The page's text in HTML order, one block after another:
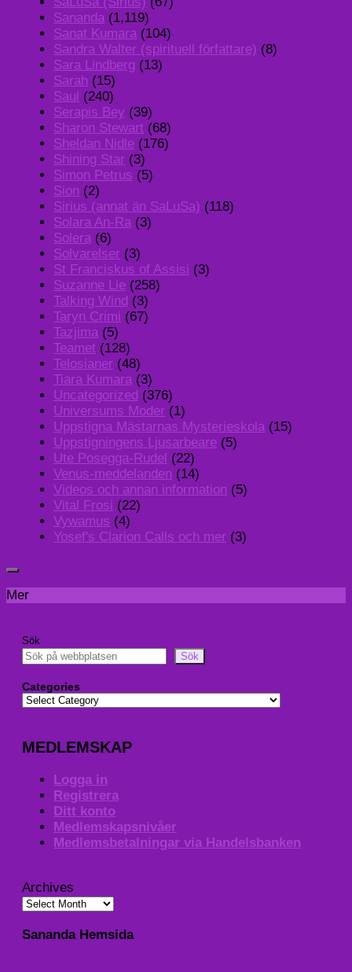
Sananda (1,119)
Sanat Kumara (104)
Sandra Walter (spirituell författare) (8)
Sara Lindberg (13)
Sarah (15)
Saul (240)
Serapis Bey (39)
Sharon Stewart (68)
Sheldan Nidle (176)
Shining Star (3)
Simon Petrus (5)
Sion (2)
Sirius (annat än SaLuSa) (118)
Solara An-Ra (3)
Solera (6)
Solvarelser (3)
St Franciskus of Assisi (3)
Suzanne Lie (258)
Talking Wind (3)
Taryn Crimi (67)
Tazjima (5)
Teamet (128)
Telosianer (48)
Tiara Kumara (3)
Uncategorized (376)
Universums Moder (1)
Uppstigna Mästarnas Mysterieskola (15)
Uppstigningens Ljusarbeare (5)
Ute Posegga-Rudel (22)
Venus-meddelanden (14)
Videos och annan information (5)
Vital Frosi (22)
Vywamus (4)
Yosef's Clarion Calls och mer (3)
Mer
Sök
Sök
Categories
MEDLEMSKAP
Logga in
Registrera
Ditt konto
Medlemskapsnivåer
Medlemsbetalningar via Handelsbanken
Archives
Sananda Hemsida